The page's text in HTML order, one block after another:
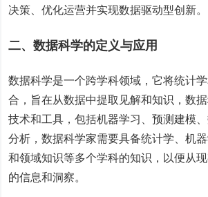
决策、优化运营并实现数据驱动型创新。
二、数据科学的定义与应用
数据科学是一个跨学科领域，它将统计
合，旨在从数据中提取见解和知识，数
技术和工具，包括机器学习、预测建模
分析，数据科学家需要具备统计学、机
和领域知识等多个学科的知识，以便从
的信息和洞察。